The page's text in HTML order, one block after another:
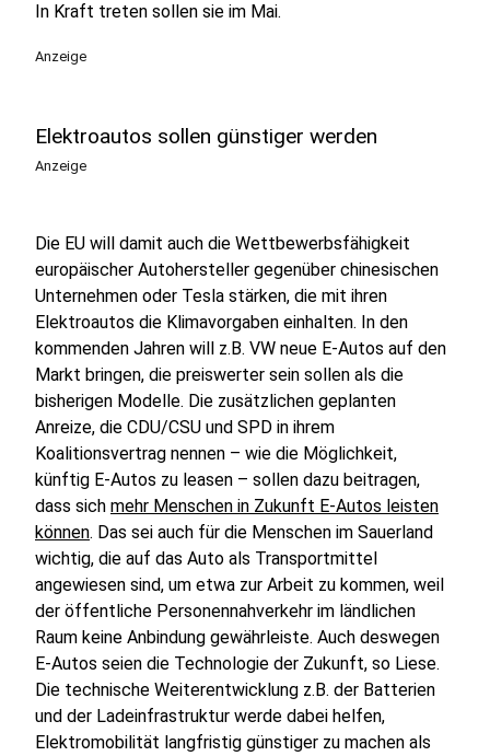
In Kraft treten sollen sie im Mai.
Anzeige
Elektroautos sollen günstiger werden
Anzeige
Die EU will damit auch die Wettbewerbsfähigkeit
europäischer Autohersteller gegenüber chinesischen
Unternehmen oder Tesla stärken, die mit ihren
Elektroautos die Klimavorgaben einhalten. In den
kommenden Jahren will z.B. VW neue E-Autos auf den
Markt bringen, die preiswerter sein sollen als die
bisherigen Modelle. Die zusätzlichen geplanten
Anreize, die CDU/CSU und SPD in ihrem
Koalitionsvertrag nennen – wie die Möglichkeit,
künftig E-Autos zu leasen – sollen dazu beitragen,
dass sich mehr Menschen in Zukunft E-Autos leisten
können. Das sei auch für die Menschen im Sauerland
wichtig, die auf das Auto als Transportmittel
angewiesen sind, um etwa zur Arbeit zu kommen, weil
der öffentliche Personennahverkehr im ländlichen
Raum keine Anbindung gewährleiste. Auch deswegen
E-Autos seien die Technologie der Zukunft, so Liese.
Die technische Weiterentwicklung z.B. der Batterien
und der Ladeinfrastruktur werde dabei helfen,
Elektromobilität langfristig günstiger zu machen als